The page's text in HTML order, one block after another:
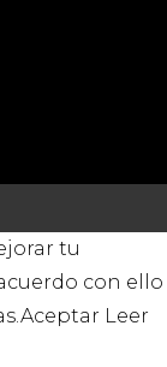
tu
con ello
Aceptar Leer